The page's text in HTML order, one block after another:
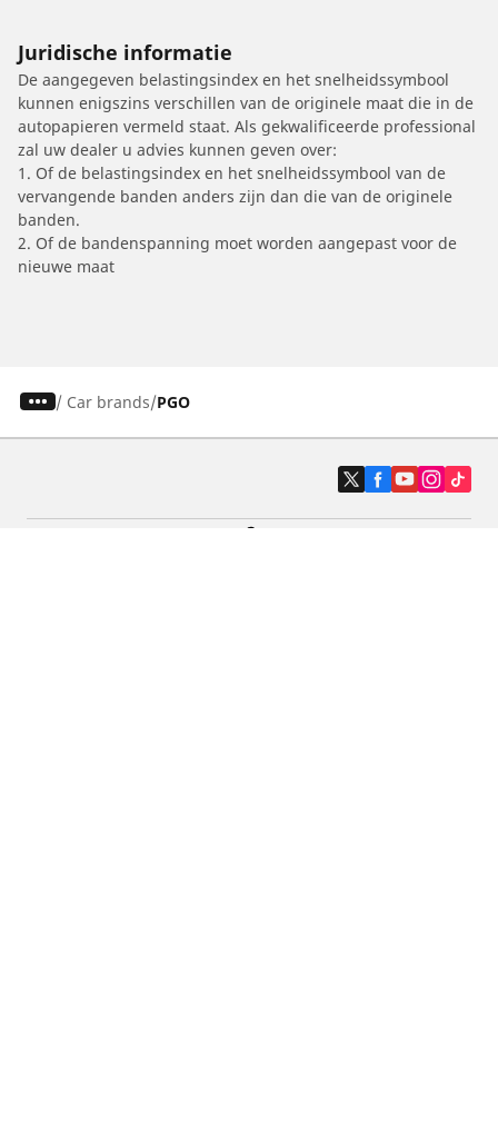
Juridische informatie
De aangegeven belastingsindex en het snelheidssymbool
kunnen enigszins verschillen van de originele maat die in de
autopapieren vermeld staat. Als gekwalificeerde professional
zal uw dealer u advies kunnen geven over:
1. Of de belastingsindex en het snelheidssymbool van de
vervangende banden anders zijn dan die van de originele
banden.
2. Of de bandenspanning moet worden aangepast voor de
nieuwe maat
/ Car brands PGO